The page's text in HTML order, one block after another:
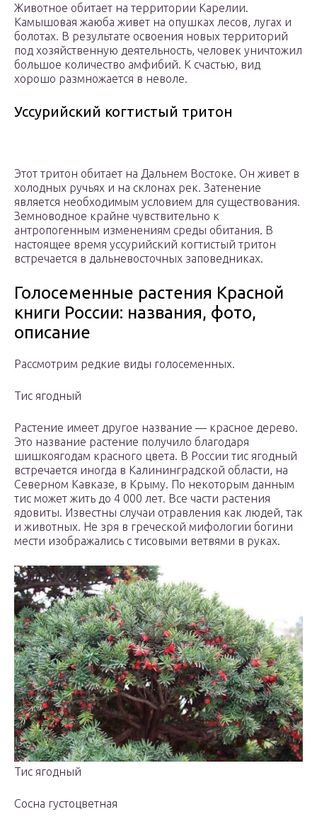
Животное обитает на территории Карелии.
Камышовая жаюба живет на опушках лесов, лугах и
болотах. В результате освоения новых территорий
под хозяйственную деятельность, человек уничтожил
большое количество амфибий. К счастью, вид
хорошо размножается в неволе.
Уссурийский когтистый тритон
Этот тритон обитает на Дальнем Востоке. Он живет в
холодных ручьях и на склонах рек. Затенение
является необходимым условием для существования.
Земноводное крайне чувствительно к
антропогенным изменениям среды обитания. В
настоящее время уссурийский когтистый тритон
встречается в дальневосточных заповедниках.
Голосеменные растения Красной
книги России: названия, фото,
описание
Рассмотрим редкие виды голосеменных.
Тис ягодный
Растение имеет другое название — красное дерево.
Это название растение получило благодаря
шишкоягодам красного цвета. В России тис ягодный
встречается иногда в Калининградской области, на
Северном Кавказе, в Крыму. По некоторым данным
тис может жить до 4 000 лет. Все части растения
ядовиты. Известны случаи отравления как людей, так
и животных. Не зря в греческой мифологии богини
мести изображались с тисовыми ветвями в руках.
Тис ягодный
Сосна густоцветная